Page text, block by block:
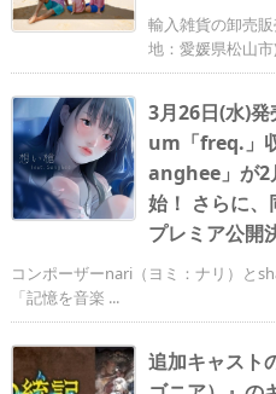
輸入雑貨の卸売
地：愛媛県松山
3月26日(水)
um「freq.」
anghee」が2
始！ さらに
プレミア公開
コンポーザーnari（ヨミ：ナリ）と
「記憶を音楽 ...
追加キャスト